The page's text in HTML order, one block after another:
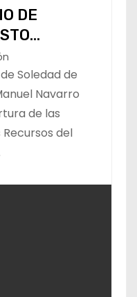
DE
Soledad de
Navarro
de las
del